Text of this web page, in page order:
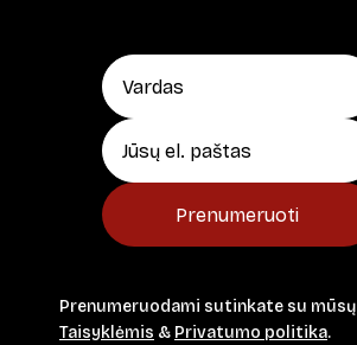
Prenumeruoti
Prenumeruodami sutinkate su mūsų
Taisyklėmis & Privatumo politika.